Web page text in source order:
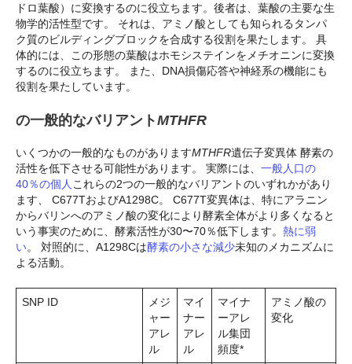
ドロ葉酸）に変換するのに役立ちます。後者は、葉酸の主要な生
物学的活性型です。 それは、アミノ酸としても知られるタンパ
ク質のビルディングブロックを合成する役割を果たします。 具
体的には、この形態の葉酸はホモシステインをメチオニンに変換
するのに役立ちます。 また、DNA損傷応答や神経系の機能にも
役割を果たしています。
の一般的なバリアントMTHFR
いくつかの一般的なものがありますMTHFR遺伝子変異体 酵素の
活性を低下させる可能性があります。 実際には、 一般人口の
40％の個人 これらの2つの一般的なバリアントのいずれかがあり
ます
C677TおよびA1298C。 C677T変異体は、特にアラニン
からバリンへのアミノ酸の変化により酵素全体がより多くなると
いう事実のために、酵素活性が30〜70％低下します。 熱に弱
い。 対照的に、A1298Cは酵素の小さな減少未知のメカニズムに
よる活動。
SNP ID
メジ
ャー
アレ
ル
マイ
ナー
アレ
ル
マイナ
ーアレ
ル集団
頻度*
アミノ酸の
変化